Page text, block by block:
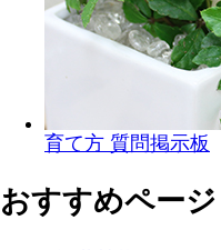
育て方 質問掲示板
おすすめページ